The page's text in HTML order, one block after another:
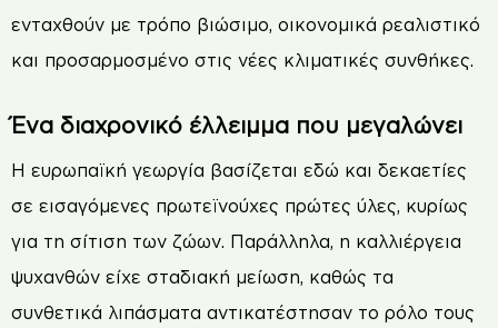
ενταχθούν με τρόπο βιώσιμο, οικονομικά ρεαλιστικό
και προσαρμοσμένο στις νέες κλιματικές συνθήκες.
Ένα διαχρονικό έλλειμμα που μεγαλώνει
Η ευρωπαϊκή γεωργία βασίζεται εδώ και δεκαετίες
σε εισαγόμενες πρωτεϊνούχες πρώτες ύλες, κυρίως
για τη σίτιση των ζώων. Παράλληλα, η καλλιέργεια
ψυχανθών είχε σταδιακή μείωση, καθώς τα
συνθετικά λιπάσματα αντικατέστησαν το ρόλο τους